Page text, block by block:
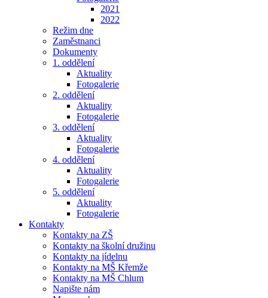
2021
2022
Režim dne
Zaměstnanci
Dokumenty
1. oddělení
Aktuality
Fotogalerie
2. oddělení
Aktuality
Fotogalerie
3. oddělení
Aktuality
Fotogalerie
4. oddělení
Aktuality
Fotogalerie
5. oddělení
Aktuality
Fotogalerie
Kontakty
Kontakty na ZŠ
Kontakty na školní družinu
Kontakty na jídelnu
Kontakty na MŠ Křemže
Kontakty na MŠ Chlum
Napište nám